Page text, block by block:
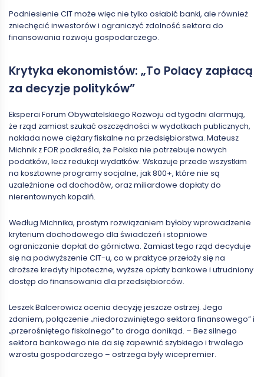
Podniesienie CIT może więc nie tylko osłabić banki, ale również
zniechęcić inwestorów i ograniczyć zdolność sektora do
finansowania rozwoju gospodarczego.
Krytyka ekonomistów: „To Polacy zapłacą
za decyzje polityków”
Eksperci Forum Obywatelskiego Rozwoju od tygodni alarmują,
że rząd zamiast szukać oszczędności w wydatkach publicznych,
nakłada nowe ciężary fiskalne na przedsiębiorstwa. Mateusz
Michnik z FOR podkreśla, że Polska nie potrzebuje nowych
podatków, lecz redukcji wydatków. Wskazuje przede wszystkim
na kosztowne programy socjalne, jak 800+, które nie są
uzależnione od dochodów, oraz miliardowe dopłaty do
nierentownych kopalń.
Według Michnika, prostym rozwiązaniem byłoby wprowadzenie
kryterium dochodowego dla świadczeń i stopniowe
ograniczanie dopłat do górnictwa. Zamiast tego rząd decyduje
się na podwyższenie CIT-u, co w praktyce przełoży się na
droższe kredyty hipoteczne, wyższe opłaty bankowe i utrudniony
dostęp do finansowania dla przedsiębiorców.
Leszek Balcerowicz ocenia decyzję jeszcze ostrzej. Jego
zdaniem, połączenie „niedorozwiniętego sektora finansowego” i
„przerośniętego fiskalnego” to droga donikąd. – Bez silnego
sektora bankowego nie da się zapewnić szybkiego i trwałego
wzrostu gospodarczego – ostrzega były wicepremier.